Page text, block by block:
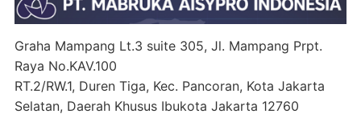
Graha Mampang Lt.3 suite 305, Jl. Mampang Prpt.
Raya No.KAV.100
RT.2/RW.1, Duren Tiga, Kec. Pancoran, Kota Jakarta
Selatan, Daerah Khusus Ibukota Jakarta 12760